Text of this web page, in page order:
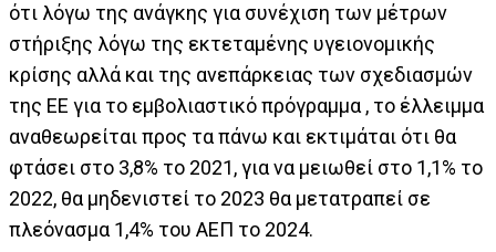
ότι λόγω της ανάγκης για συνέχιση των μέτρων
στήριξης λόγω της εκτεταμένης υγειονομικής
κρίσης αλλά και της ανεπάρκειας των σχεδιασμών
της ΕΕ για το εμβολιαστικό πρόγραμμα , το έλλειμμα
αναθεωρείται προς τα πάνω και εκτιμάται ότι θα
φτάσει στο 3,8% το 2021, για να μειωθεί στο 1,1% το
2022, θα μηδενιστεί το 2023 θα μετατραπεί σε
πλεόνασμα 1,4% του ΑΕΠ το 2024.